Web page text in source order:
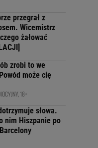
przegrał z
Wicemistrz
żałować
zrobi to we
może cię
18+
słowa.
nim Hiszpanie po